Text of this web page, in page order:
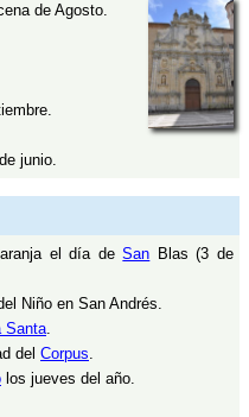
de Agosto.
junio.
el día deSan Blas (3 de
Niño en San Andrés.
Santa.
del Corpus.
los jueves del año.